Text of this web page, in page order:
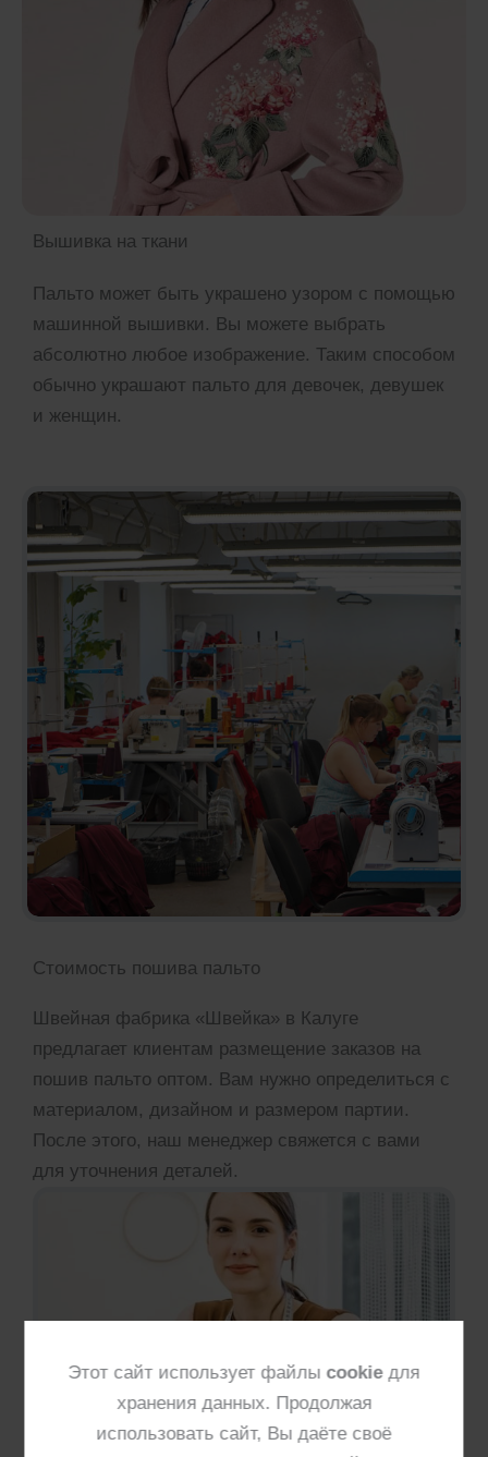
Вышивка на ткани
Пальто может быть украшено узором с помощью
машинной вышивки. Вы можете выбрать
абсолютно любое изображение. Таким способом
обычно украшают пальто для девочек, девушек
и женщин.
Стоимость пошива пальто
Швейная фабрика «Швейка» в Калуге
предлагает клиентам размещение заказов на
пошив пальто оптом. Вам нужно определиться с
материалом, дизайном и размером партии.
После этого, наш менеджер свяжется с вами
для уточнения деталей.
Этот сайт использует файлы cookieдля
хранения данных. Продолжая
использовать сайт, Вы даёте своё